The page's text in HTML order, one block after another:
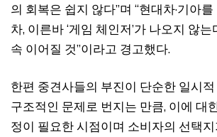
의 회복은 쉽지 않다”며 “현대차·기아
차, 이른바 ‘게임 체인저’가 나오지 않
속 이어질 것”이라고 경고했다.
한편 중견사들의 부진이 단순한 일시
구조적인 문제로 번지는 만큼, 이에 대
정이 필요한 시점이며 소비자의 선택